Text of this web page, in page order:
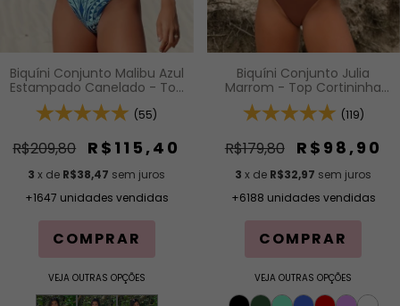
Biquíni Conjunto Malibu Azul
Estampado Canelado - Top
Faixa com Alças Fixas e Bojo
Removível e Calcinha
(55)
R$209,80 R$115,40
3 x de R$38,47 sem juros
+1647 unidades vendidas
COMPRAR
VEJA OUTRAS OPÇÕES
Biquíni Conjunto Julia
Marrom - Top Cortininha
Fixa com Bojo Removível e
Calcinha Asa Delta Fio
(119)
R$179,80 R$98,90
3 x de R$32,97 sem juros
+6188 unidades vendidas
COMPRAR
VEJA OUTRAS OPÇÕES